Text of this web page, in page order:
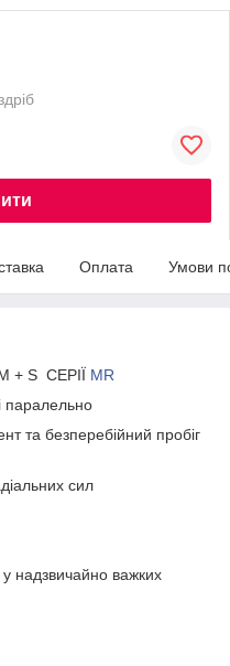
Оплата Умови
+ S СЕРІЇ МR
паралельно
та безперебійний пробіг
сил
надзвичайно важких